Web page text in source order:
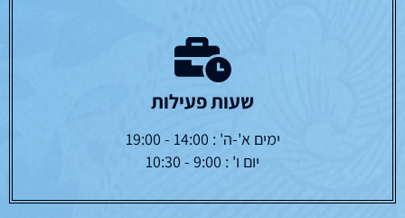
שעות פעילות
ימים א'-ה' : 14:00 - 19:00
יום ו' : 9:00 - 10:30